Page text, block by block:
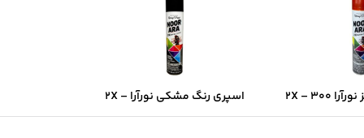
اسپری رنگ قرمز نورآرا ۲X – ۳۰۰
فوق‌سریع و
اسپری رنگ مشکی نورآرا ۲X –
۳۰۰ میل | پوشش دو‌برابر و